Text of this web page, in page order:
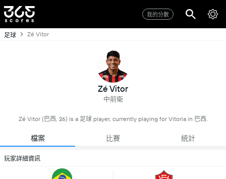
我的分數
足球 Zé Vitor
Zé Vitor
中前衛
Zé Vitor (巴西, 26) is a 足球 player, currently playing for Vitoria in 巴西.
檔案 比賽 統計
玩家詳細資訊